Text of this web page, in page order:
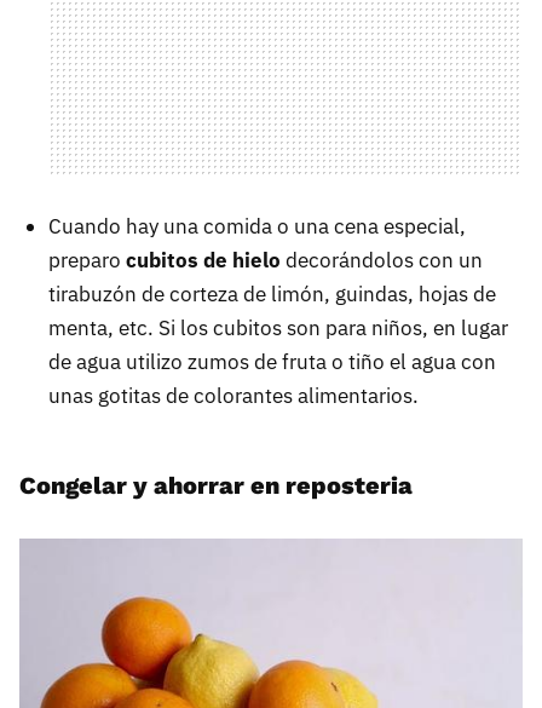
Cuando hay una comida o una cena especial,
preparo cubitos de hielo decorándolos con un
tirabuzón de corteza de limón, guindas, hojas de
menta, etc. Si los cubitos son para niños, en lugar
de agua utilizo zumos de fruta o tiño el agua con
unas gotitas de colorantes alimentarios.
Congelar y ahorrar en reposteria